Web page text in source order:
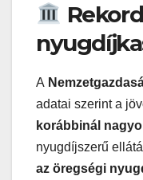
A
adatai szerint a
korábbinál
nyugdíjszerű
az öregségi